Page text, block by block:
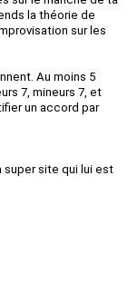
la théorie de
sur les
Au moins 5
7, mineurs 7, et
un accord par
super site qui lui est